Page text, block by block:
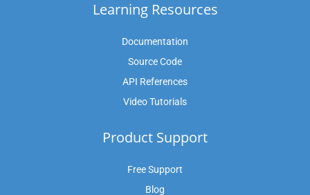
Learning Resources
Documentation
Source Code
API References
Video Tutorials
Product Support
Free Support
Blog